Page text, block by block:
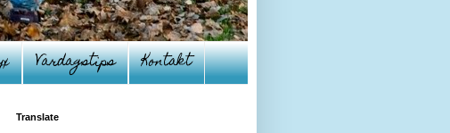
Vardagstips Kontakt
Translate